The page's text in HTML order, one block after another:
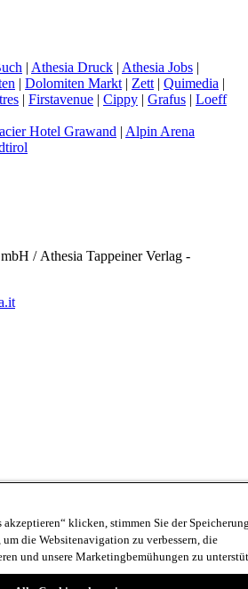
| Athesia Druck | Athesia Jobs |
| Dolomiten Markt | Zett | Quimedia |
| Firstavenue | Cippy | Grafus | Loeff
Hotel Grawand | Alpin Arena
/ Athesia Tappeiner Verlag -
klicken, stimmen Sie der
die Websitenavigation zu verbessern, die
und unsere Marketingbemühungen zu